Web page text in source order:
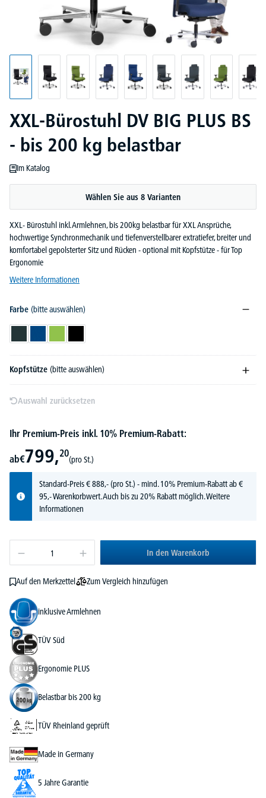
XXL-Bürostuhl DV BIG PLUS BS
- bis 200 kg belastbar
Im Katalog
Wählen Sie aus 8 Varianten
XXL- Bürostuhl inkl. Armlehnen, bis 200kg belastbar für XXL Ansprüche,
hochwertige Synchronmechanik und tiefenverstellbarer extratiefer, breiter und
komfortabel gepolsterter Sitz und Rücken - optional mit Kopfstütze - für Top
Ergonomie
Weitere Informationen
Farbe (bitte auswählen)
Kopfstütze (bitte auswählen)
Auswahl zurücksetzen
Ihr Premium-Preis inkl. 10% Premium-Rabatt:
ab€799,20
(pro St.)
Standard-Preis€888,-(pro St.) - mind. 10% Premium-Rabatt ab €
95,- Warenkorbwert. Auch bis zu 20% Rabatt möglich.Weitere
Informationen
In den Warenkorb
Auf den Merkzettel Zum Vergleich hinzufügen
inklusive Armlehnen
TÜV Süd
Ergonomie PLUS
Belastbar bis 200 kg
TÜV Rheinland geprüft
Made in Germany
5 Jahre Garantie